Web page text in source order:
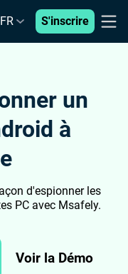
FR S'inscrire
un
à
d'espionner les
PC avec Msafely.
Voir la Démo